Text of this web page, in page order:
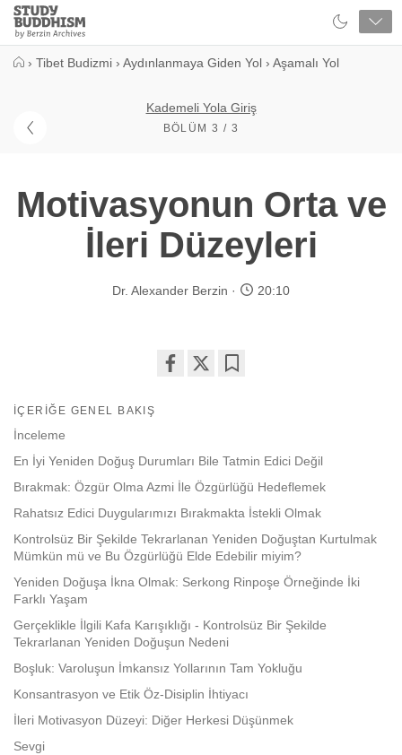
Close
Study
Buddhism
› Tibet Budizmi › Aydınlanmaya Giden Yol › Aşamalı Yol
Kademeli Yola Giriş
BÖLÜM 3 / 3
Motivasyonun Orta ve
İleri Düzeyleri
Dr. Alexander Berzin 20:10
İÇERIĞE GENEL BAKIŞ
İnceleme
En İyi Yeniden Doğuş Durumları Bile Tatmin Edici Değil
Bırakmak: Özgür Olma Azmi İle Özgürlüğü Hedeflemek
Rahatsız Edici Duygularımızı Bırakmakta İstekli Olmak
Kontrolsüz Bir Şekilde Tekrarlanan Yeniden Doğuştan Kurtulmak
Mümkün mü ve Bu Özgürlüğü Elde Edebilir miyim?
Yeniden Doğuşa İkna Olmak: Serkong Rinpoşe Örneğinde İki
Farklı Yaşam
Gerçeklikle İlgili Kafa Karışıklığı - Kontrolsüz Bir Şekilde
Tekrarlanan Yeniden Doğuşun Nedeni
Boşluk: Varoluşun İmkansız Yollarının Tam Yokluğu
Konsantrasyon ve Etik Öz-Disiplin İhtiyacı
İleri Motivasyon Düzeyi: Diğer Herkesi Düşünmek
Sevgi